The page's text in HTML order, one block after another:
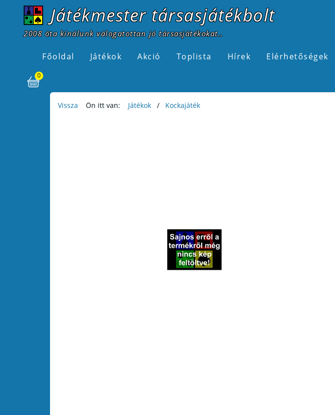
Játékmester társasjátékbolt
2008 óta kínálunk válogatottan jó társasjátékokat..
Főoldal Játékok Akció Toplista Hírek Elérhetőségek
0
Vissza Ön itt van: Játékok Kockajáték